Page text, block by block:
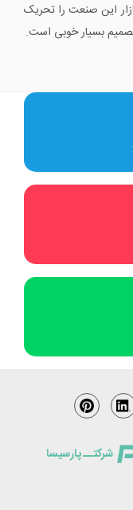
این صنعت را تحریک
بسیار خوبی است.
شرکتــ پارسیسا